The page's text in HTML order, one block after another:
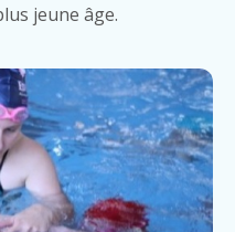
jeune âge.